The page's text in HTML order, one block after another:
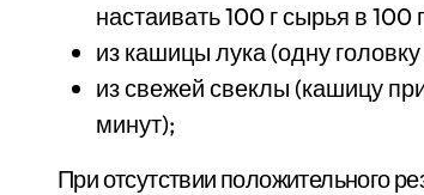
настаивать 100 г сырья в 100
из кашицы лука (одну
из свежей свеклы (кашицу
минут);
При отсутствии положительного